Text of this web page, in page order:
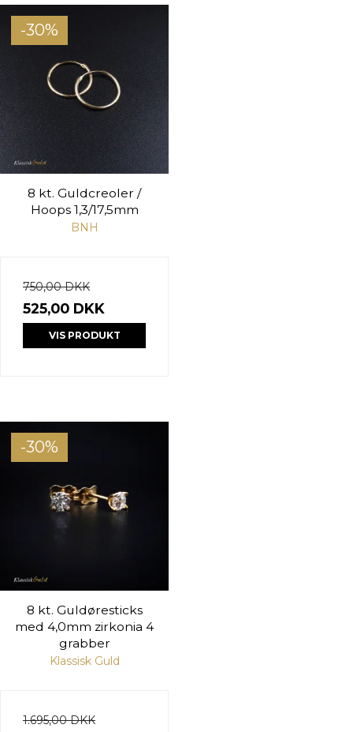
-30%
8 kt. Guldcreoler /
Hoops 1,3/17,5mm
BNH
750,00 DKK
525,00 DKK
VIS PRODUKT
-30%
8 kt. Guldøresticks
med 4,0mm zirkonia 4
grabber
Klassisk Guld
1.695,00 DKK